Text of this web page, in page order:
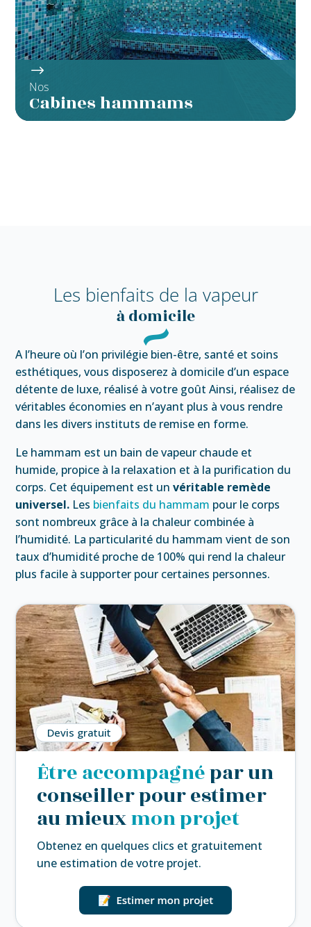
Nos
Cabines hammams
Les bienfaits de la vapeur
à domicile
A l’heure où l’on privilégie bien-être, santé et soins
esthétiques, vous disposerez à domicile d’un espace
détente de luxe, réalisé à votre goût Ainsi, réalisez de
véritables économies en n’ayant plus à vous rendre
dans les divers instituts de remise en forme.
Le hammam est un bain de vapeur chaude et
humide, propice à la relaxation et à la purification du
corps. Cet équipement est unvéritable remède
universel. Les bienfaits du hammam pour le corps
sont nombreux grâce à la chaleur combinée à
l’humidité. La particularité du hammam vient de son
taux d’humidité proche de 100% qui rend la chaleur
plus facile à supporter pour certaines personnes.
Devis gratuit
Être accompagnépar un
conseiller pour estimer
au mieuxmon projet
Obtenez en quelques clics et gratuitement
une estimation de votre projet.